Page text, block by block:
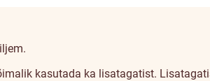
kasutada ka lisatagatist.